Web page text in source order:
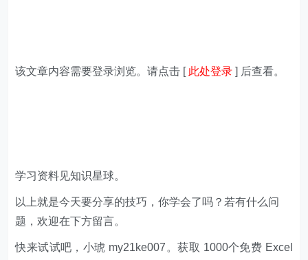
该文章内容需要登录浏览。请点击 [ 此处登录 ] 后查看。
学习资料见知识星球。
以上就是今天要分享的技巧，你学会了吗？若有什么问
题，欢迎在下方留言。
快来试试吧，小琥 my21ke007。获取 1000个免费 Excel